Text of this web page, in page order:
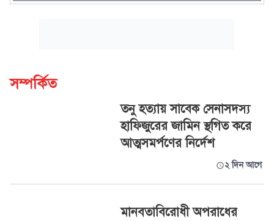
সম্পর্কিত
তনু হত্যায় সাবেক সেনাসদস্য
হাফিজুরের জামিন স্থগিত করে
আত্মসমর্পণের নির্দেশ
২ দিন আগে
মানবতাবিরোধী অপরাধের